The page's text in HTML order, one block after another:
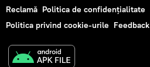
Reclamă Politica de confidențialitate
Politica privind cookie-urile Feedback